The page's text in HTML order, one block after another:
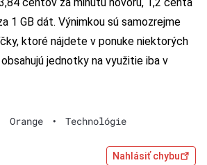
1 GB dát. Výnimkou sú samozrejme
ktoré nájdete v ponuke niektorých
jednotky na využitie iba v
Orange • Technológie
Nahlásiť chybu